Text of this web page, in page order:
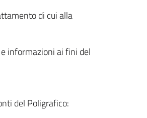
di cui alla
informazioni ai fini del
del Poligrafico: